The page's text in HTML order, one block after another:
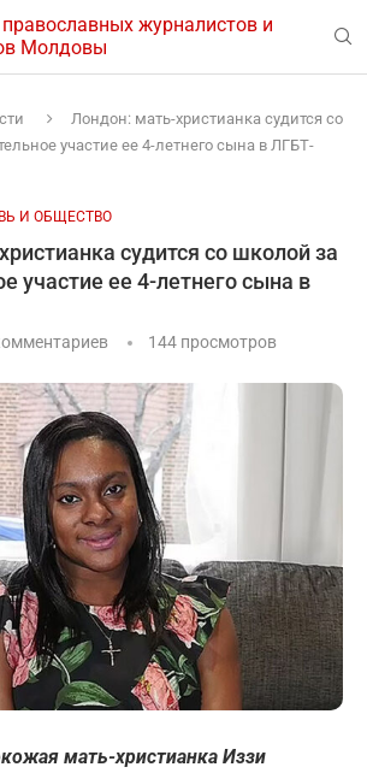
православных журналистов и
Молдовы
Лондон: мать-христианка судится со
участие ее 4-летнего сына в ЛГБТ-
И ОБЩЕСТВО
судится со школой за
участие ее 4-летнего сына в
144 просмотров
мать-христианка Иззи